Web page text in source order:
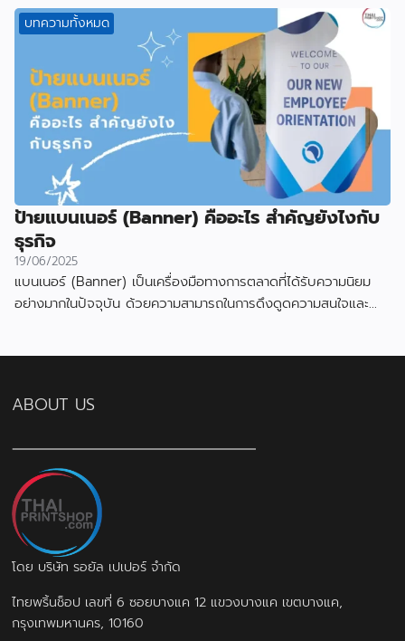
บทความทั้งหมด
ป้ายแบนเนอร์ (Banner) คืออะไร สำคัญยังไงกับ
ธุรกิจ
19/06/2025
แบนเนอร์ (Banner) เป็นเครื่องมือทางการตลาดที่ได้รับความนิยม
อย่างมากในปัจจุบัน ด้วยความสามารถในการดึงดูดความสนใจและ
ABOUT US
โดย บริษัท รอยัล เปเปอร์ จำกัด
ไทยพริ้นช็อป เลขที่ 6 ซอยบางแค 12 แขวงบางแค เขตบางแค,
กรุงเทพมหานคร, 10160